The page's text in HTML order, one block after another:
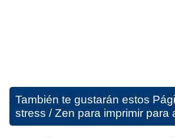
También te gustarán estos
stress / Zen para imprimir para